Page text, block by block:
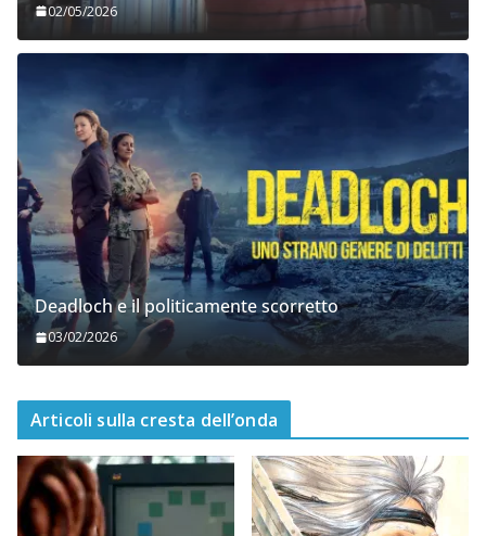
02/05/2026
Deadloch e il politicamente scorretto
03/02/2026
Articoli sulla cresta dell’onda